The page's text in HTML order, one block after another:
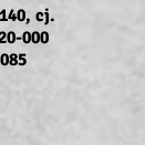
cj.
000